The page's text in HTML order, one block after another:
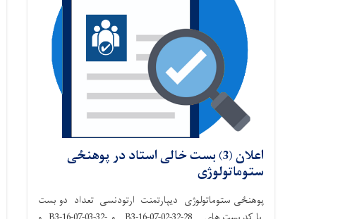
اعلان (3) بست خالی استاد در پوهنځی
ستوماتولوژی
پوهنځی ستوماتولوژی دیپارتمنت ارتودنسی تعداد دو بست